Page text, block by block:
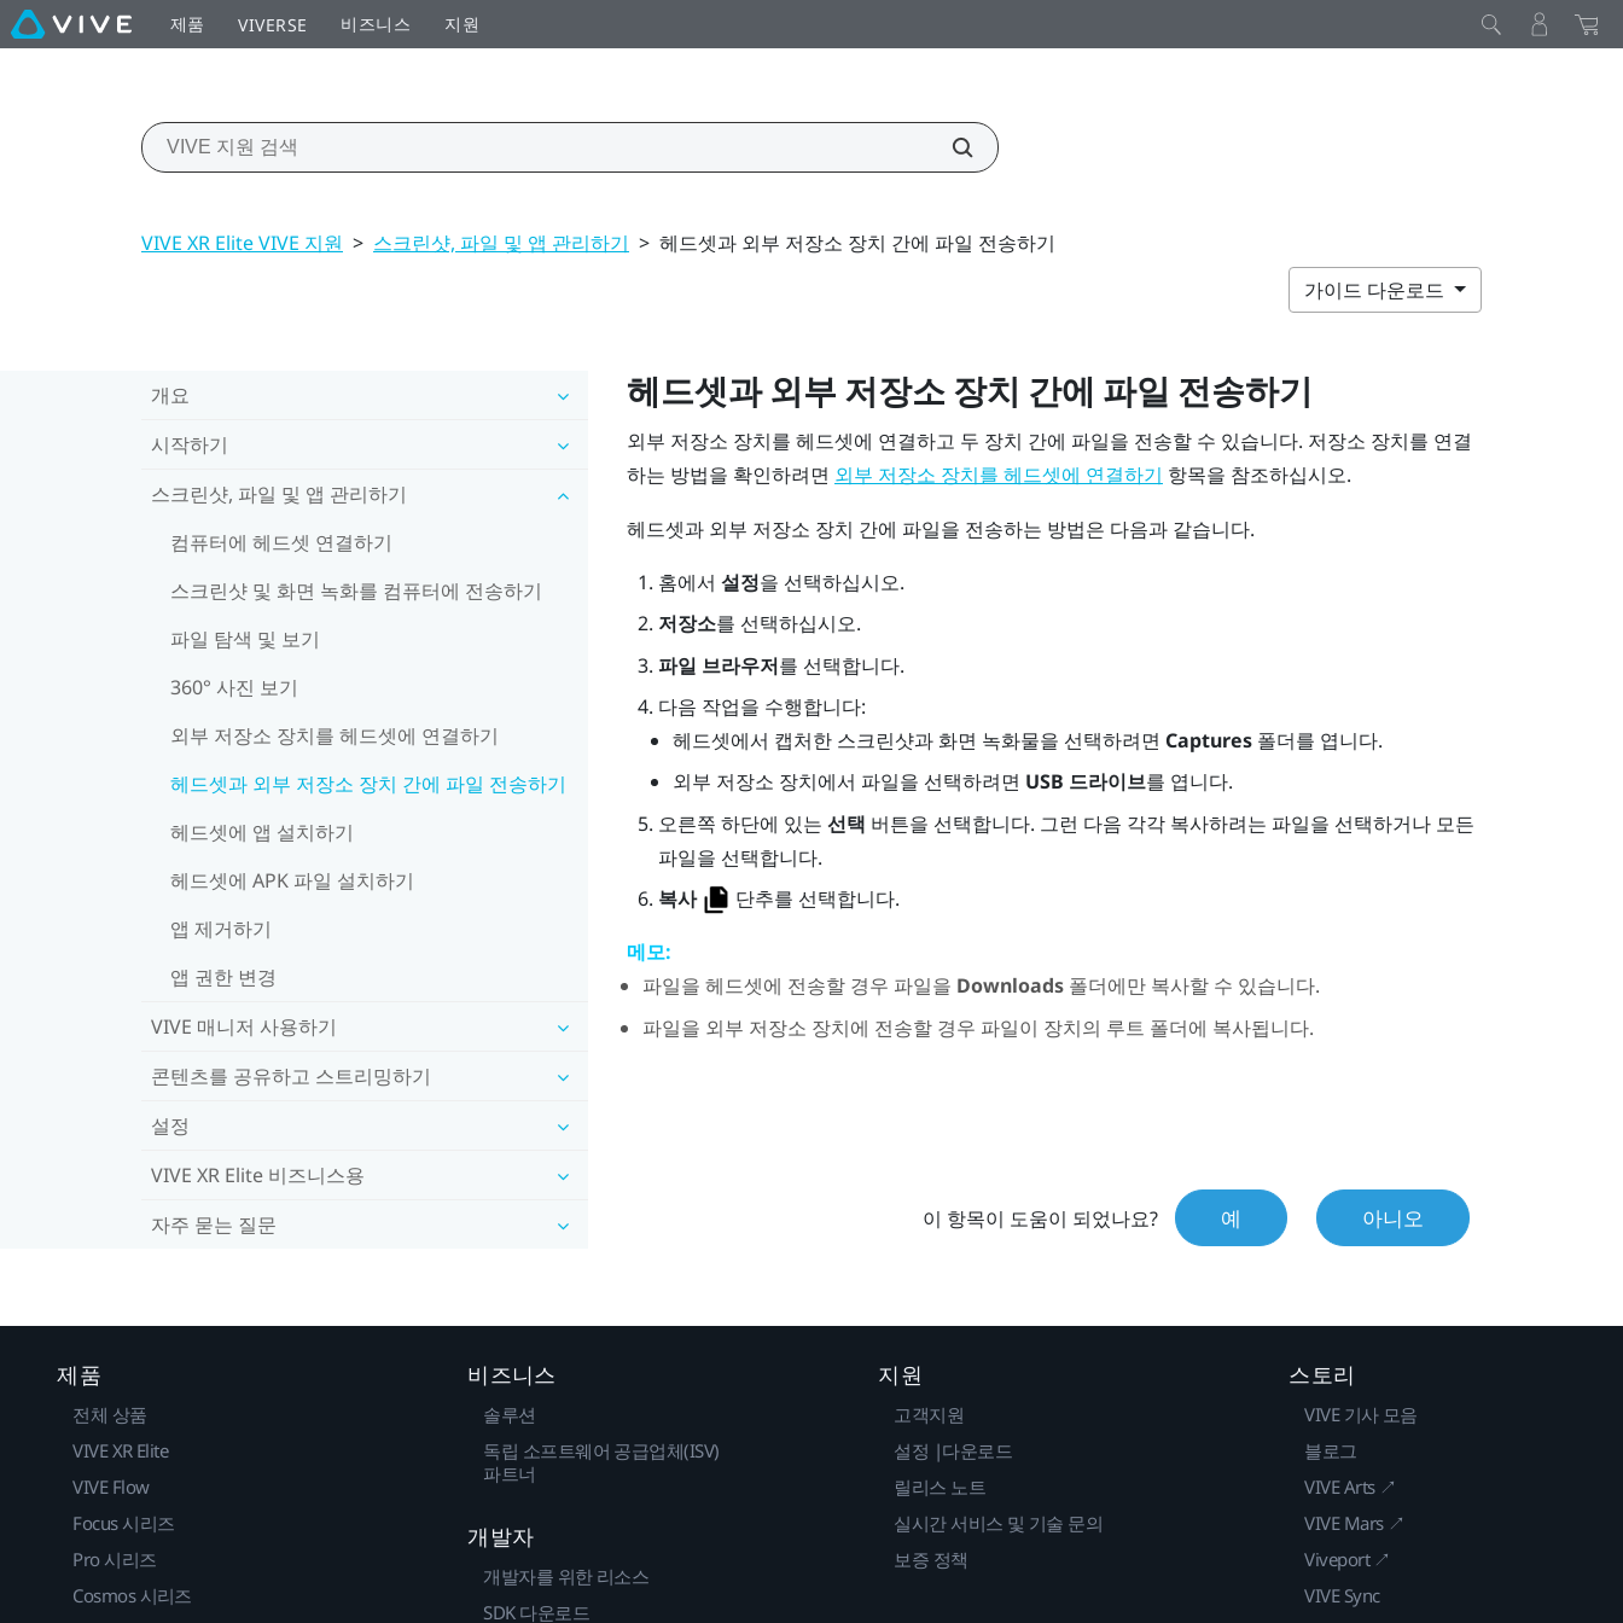
제품 VIVERSE 비즈니스 지원
VIVE XR Elite VIVE 지원 > 스크린샷, 파일 및 앱 관리하기 > 헤드셋과 외부 저장소 장치 간에 파일 전송하기
가이드 다운로드
개요
시작하기
스크린샷, 파일 및 앱 관리하기
컴퓨터에 헤드셋 연결하기
스크린샷 및 화면 녹화를 컴퓨터에 전송하기
파일 탐색 및 보기
360° 사진 보기
외부 저장소 장치를 헤드셋에 연결하기
헤드셋과 외부 저장소 장치 간에 파일 전송하기
헤드셋에 앱 설치하기
헤드셋에 APK 파일 설치하기
앱 제거하기
앱 권한 변경
VIVE 매니저 사용하기
콘텐츠를 공유하고 스트리밍하기
설정
VIVE XR Elite 비즈니스용
자주 묻는 질문
헤드셋과 외부 저장소 장치 간에 파일 전송하기
외부 저장소 장치를 헤드셋에 연결하고 두 장치 간에 파일을 전송할 수 있습니다. 저장소 장치를 연결
하는 방법을 확인하려면 외부 저장소 장치를 헤드셋에 연결하기 항목을 참조하십시오.
헤드셋과 외부 저장소 장치 간에 파일을 전송하는 방법은 다음과 같습니다.
홈에서 설정을 선택하십시오.
저장소를 선택하십시오.
파일 브라우저를 선택합니다.
다음 작업을 수행합니다:
헤드셋에서 캡처한 스크린샷과 화면 녹화물을 선택하려면 Captures 폴더를 엽니다.
외부 저장소 장치에서 파일을 선택하려면 USB 드라이브를 엽니다.
오른쪽 하단에 있는 선택 버튼을 선택합니다. 그런 다음 각각 복사하려는 파일을 선택하거나 모든
파일을 선택합니다.
복사
단추를 선택합니다.
메모:
파일을 헤드셋에 전송할 경우 파일을 Downloads폴더에만 복사할 수 있습니다.
파일을 외부 저장소 장치에 전송할 경우 파일이 장치의 루트 폴더에 복사됩니다.
이 항목이 도움이 되었나요? 예 아니오
제품
전체 상품
VIVE XR Elite
VIVE Flow
Focus 시리즈
Pro 시리즈
Cosmos 시리즈
비즈니스
솔루션
독립 소프트웨어 공급업체(ISV)
파트너
개발자
개발자를 위한 리소스
SDK 다운로드
지원
고객지원
설정 |다운로드
릴리스 노트
실시간 서비스 및 기술 문의
보증 정책
스토리
VIVE 기사 모음
블로그
VIVE Arts ↗
VIVE Mars ↗
Viveport ↗
VIVE Sync